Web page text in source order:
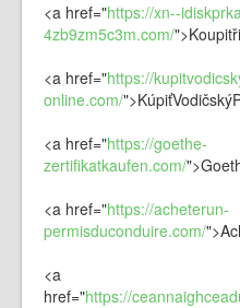
<a href="https://xn--
4zb9zm5c3m.com/
<a href="https://
online.com/
<a href="https://goethe-
zertifikatkaufen.com/">
<a href="https://acheterun-
permisduconduire.com/
<a
href="https://